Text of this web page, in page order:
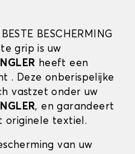
BESCHERMING
grip is uw
heeft een
. Deze onberispelijke
vastzet onder uw
, en garandeert
originele textiel.
van uw